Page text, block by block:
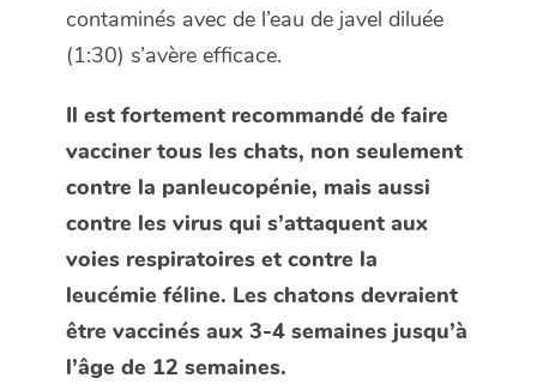
contaminés avec de l’eau de javel diluée
(1:30) s’avère efficace.
Il est fortement recommandé de faire
vacciner tous les chats, non seulement
contre la panleucopénie, mais aussi
contre les virus qui s’attaquent aux
voies respiratoires et contre la
leucémie féline. Les chatons devraient
être vaccinés aux 3-4 semaines jusqu’à
l’âge de 12 semaines.